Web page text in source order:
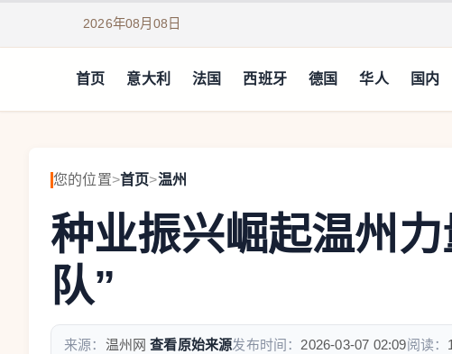
2026年08月08日
首页 意大利 法国 西班牙 德国 华人 国内
您的位置>首页>温州
种业振兴崛起温州
队”
来源： 温州网 查看原始来源发布时间： 2026-03-07 02:09阅读：